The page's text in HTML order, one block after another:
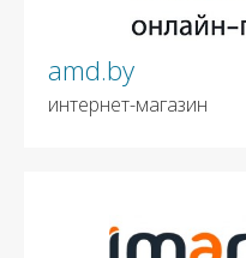
amd.by
интернет-магазин